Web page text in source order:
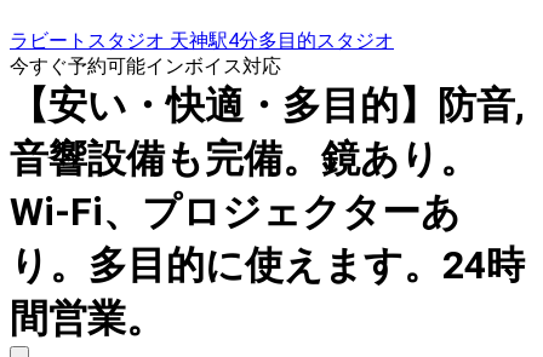
ラビートスタジオ 天神駅4分多目的スタジオ
今すぐ予約可能インボイス対応
【安い・快適・多目的】防音,
音響設備も完備。鏡あり。
Wi-Fi、プロジェクターあ
り。多目的に使えます。24時
間営業。